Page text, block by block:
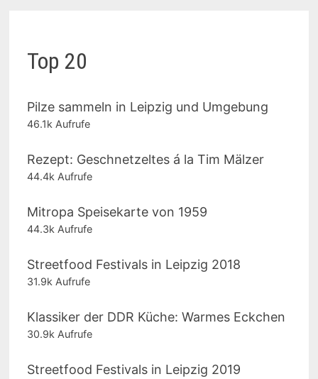
Top 20
Pilze sammeln in Leipzig und Umgebung
46.1k Aufrufe
Rezept: Geschnetzeltes á la Tim Mälzer
44.4k Aufrufe
Mitropa Speisekarte von 1959
44.3k Aufrufe
Streetfood Festivals in Leipzig 2018
31.9k Aufrufe
Klassiker der DDR Küche: Warmes Eckchen
30.9k Aufrufe
Streetfood Festivals in Leipzig 2019